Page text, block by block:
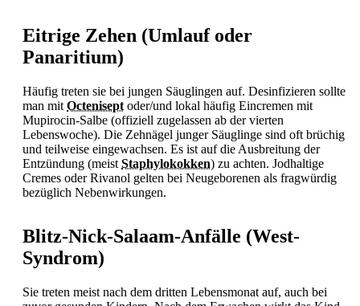
Eitrige Zehen (Umlauf oder
Panaritium)
Häufig treten sie bei jungen Säuglingen auf. Desinfizieren sollte
man mit Octenisept oder/und lokal häufig Eincremen mit
Mupirocin-Salbe (offiziell zugelassen ab der vierten
Lebenswoche). Die Zehnägel junger Säuglinge sind oft brüchig
und teilweise eingewachsen. Es ist auf die Ausbreitung der
Entzündung (meist Staphylokokken) zu achten. Jodhaltige
Cremes oder Rivanol gelten bei Neugeborenen als fragwürdig
bezüglich Nebenwirkungen.
Blitz-Nick-Salaam-Anfälle (West-
Syndrom)
Sie treten meist nach dem dritten Lebensmonat auf, auch bei